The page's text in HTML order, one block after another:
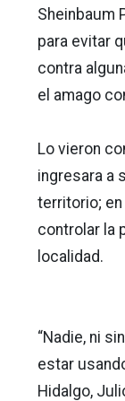
Sheinbaum
para evitar
contra
el amago
Lo vieron
ingresara a
territorio; en
controlar la
localidad.
“Nadie, ni
estar
Hidalgo,